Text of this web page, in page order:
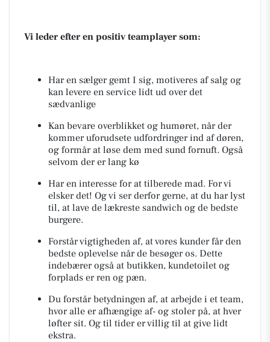
Vi leder efter en positiv teamplayer som:
Har en sælger gemt I sig, motiveres af salg og
kan levere en service lidt ud over det
sædvanlige
Kan bevare overblikket og humøret, når der
kommer uforudsete udfordringer ind af døren,
og formår at løse dem med sund fornuft. Også
selvom der er lang kø
Har en interesse for at tilberede mad. For vi
elsker det! Og vi ser derfor gerne, at du har lyst
til, at lave de lækreste sandwich og de bedste
burgere.
Forstår vigtigheden af, at vores kunder får den
bedste oplevelse når de besøger os. Dette
indebærer også at butikken, kundetoilet og
forplads er ren og pæn.
Du forstår betydningen af, at arbejde i et team,
hvor alle er afhængige af- og stoler på, at hver
løfter sit. Og til tider er villig til at give lidt
ekstra.